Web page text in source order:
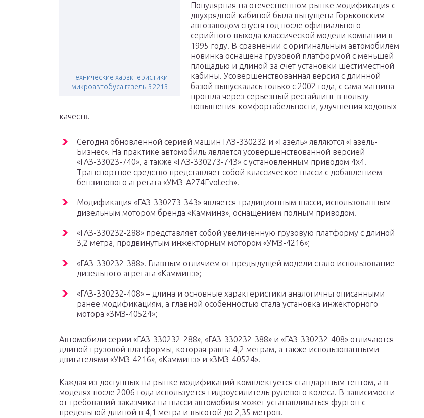
Технические характеристики
микроавтобуса газель-32213
Популярная на отечественном рынке модификация с
двухрядной кабиной была выпущена Горьковским
автозаводом спустя год после официального
серийного выхода классической модели компании в
1995 году. В сравнении с оригинальным автомобилем
новинка оснащена грузовой платформой с меньшей
площадью и длиной за счет установки шестиместной
кабины. Усовершенствованная версия с длинной
базой выпускалась только с 2002 года, с сама машина
прошла через серьезный рестайлинг в пользу
повышения комфортабельности, улучшения ходовых
качеств.
Сегодня обновленной серией машин ГАЗ-330232 и «Газель» являются «Газель-
Бизнес». На практике автомобиль является усовершенствованной версией
«ГАЗ-33023-740», а также «ГАЗ-330273-743» с установленным приводом 4х4.
Транспортное средство представляет собой классическое шасси с добавлением
бензинового агрегата «УМЗ-А274Evotech».
Модификация «ГАЗ-330273-343» является традиционным шасси, использованным
дизельным мотором бренда «Камминз», оснащением полным приводом.
«ГАЗ-330232-288» представляет собой увеличенную грузовую платформу с длиной
3,2 метра, продвинутым инжекторным мотором «УМЗ-4216»;
«ГАЗ-330232-388». Главным отличием от предыдущей модели стало использование
дизельного агрегата «Камминз»;
«ГАЗ-330232-408» – длина и основные характеристики аналогичны описанными
ранее модификациям, а главной особенностью стала установка инжекторного
мотора «ЗМЗ-40524»;
Автомобили серии «ГАЗ-330232-288», «ГАЗ-330232-388» и «ГАЗ-330232-408» отличаются
длиной грузовой платформы, которая равна 4,2 метрам, а также использованными
двигателями «УМЗ-4216», «Камминз» и «ЗМЗ-40524».
Каждая из доступных на рынке модификаций комплектуется стандартным тентом, а в
моделях после 2006 года используется гидроусилитель рулевого колеса. В зависимости
от требований заказчика на шасси автомобиля может устанавливаться фургон с
предельной длиной в 4,1 метра и высотой до 2,35 метров.